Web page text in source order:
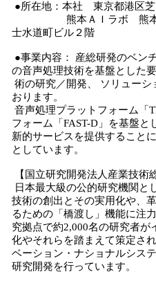
●所在地：本社 東京都港区芝
熊本ＡＩラボ 熊本県熊
士水道町ビル２階
●事業内容： 産総研発のベン
の音声処理技術を基盤とした
術の研究／開発、 ソリュー
おります。
音声処理プラットフォーム「
フォーム「FAST-D」を基盤
新的サービスを提供すること
としています。
【国立研究開発法人産業技術
日本最大級の公的研究機関と
技術の創出とその実用化や、
るための「橋渡し」機能に注
究拠点で約2,000名の研究者
化やそれらを踏まえて策定さ
ベーション・ナショナルシス
研究開発を行っています。